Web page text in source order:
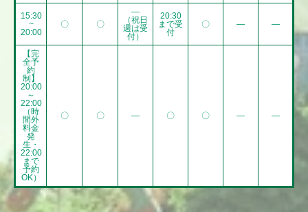
15:30
~
20:00
〇 〇
―
（祝日
週は受
付）
20:30
まで受
付
〇 ― ―
【完
全予
約
制】
20:00
～
22:00
（時
間外
料金
発
生・
22:00
まで
予約
OK）
〇 〇 ― 〇 〇 ― ―